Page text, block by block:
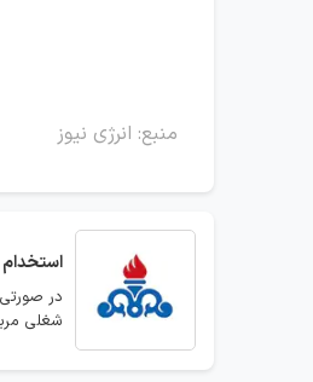
منبع: انرژی نیوز
استخدام
در
شغلی